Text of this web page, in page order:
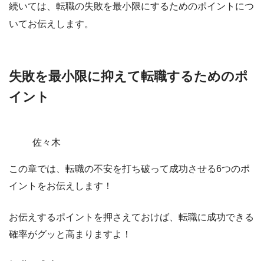
続いては、転職の失敗を最小限にするためのポイントにつ
いてお伝えします。
失敗を最小限に抑えて転職するためのポ
イント
佐々木
この章では、 転職の不安を打ち破って成功させる6つのポ
イント をお伝えします！
お伝えするポイントを押さえておけば、転職に成功できる
確率がグッと高まりますよ！